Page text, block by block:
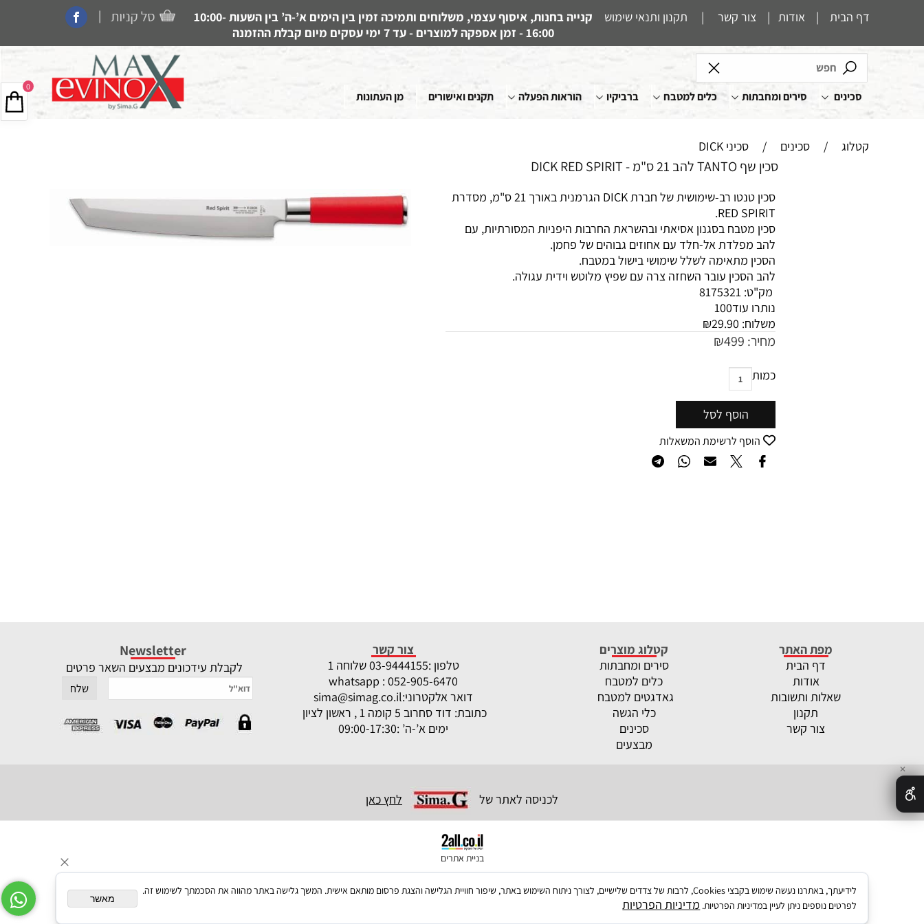
דף הבית | אודות | צור קשר | תקנון ותנאי שימוש
קנייה בחנות, איסוף עצמי, משלוחים ותמיכה זמין בין הימים א’-ה’ בין השעות 10:00-
16:00 - זמן אספקה למוצרים - עד 7 ימי עסקים מיום קבלת ההזמנה
|
סכינים סירים ומחבתות כלים למטבח ברביקיו הוראות הפעלה תקנים ואישורים מן העתונות
קטלוג / סכינים / סכיני DICK
סכין שף TANTO להב 21 ס"מ - DICK RED SPIRIT
סכין טנטו רב-שימושית של חברת DICK הגרמנית באורך 21 ס"מ, מסדרת
RED SPIRIT.
סכין מטבח בסגנון אסיאתי ובהשראת החרבות היפניות המסורתיות, עם
להב מפלדת אל-חלד עם אחוזים גבוהים של פחמן.
הסכין מתאימה לשלל שימושי בישול במטבח.
להב הסכין עובר השחזה צרה עם שפיץ מלוטש וידית עגולה.
מק"ט: 8175321
נותרו עוד100
משלוח:
₪29.90
מחיר: ₪499
כמות
הוסף לסל
הוסף לרשימת המשאלות
0
מפת האתר
דף הבית
אודות
שאלות ותשובות
תקנון
צור קשר
קטלוג מוצרים
סירים ומחבתות
כלים למטבח
גאדגטים למטבח
כלי הגשה
סכינים
מבצעים
צור קשר
טלפון :
03-9444155 שלוחה 1
whatsapp : 052-905-6470
דואר אלקטרוני:sima@simag.co.il
כתובת: דוד סחרוב 5 קומה 1 , ראשון לציון
ימים א’-ה’ :09:00-17:30
Newsletter
לקבלת עידכונים מבצעים השאר פרטים
לכניסה לאתר של לחץ כאן
בניית אתרים
✕
לידיעתך, באתרנו נעשה שימוש בקבצי Cookies, לרבות של צדדים שלישיים, לצורך ניתוח השימוש באתר, שיפור חוויית הגלישה והצגת פרסום מותאם אישית. המשך גלישה באתר מהווה את הסכמתך לשימוש זה.
לפרטים נוספים ניתן לעיין במדיניות הפרטיות. מדיניות הפרטיות מאשר